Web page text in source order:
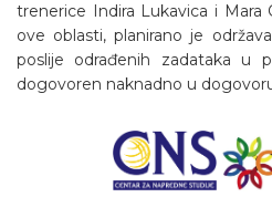
trenerice Indira Lukavica i Mara
ove oblasti, planirano je
poslije odrađenih zadataka u
dogovoren naknadno u